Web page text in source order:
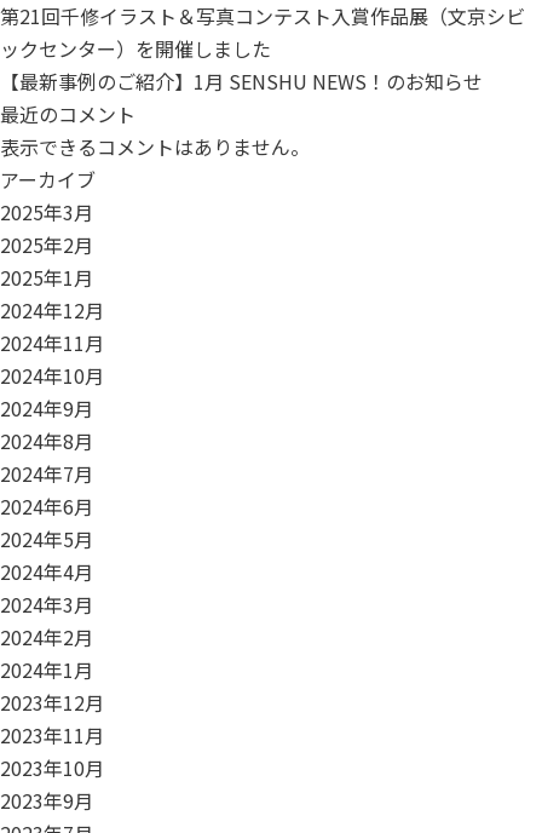
第21回千修イラスト＆写真コンテスト入賞作品展（文京シビ
ックセンター）を開催しました
【最新事例のご紹介】1月 SENSHU NEWS！のお知らせ
最近のコメント
表示できるコメントはありません。
アーカイブ
2025年3月
2025年2月
2025年1月
2024年12月
2024年11月
2024年10月
2024年9月
2024年8月
2024年7月
2024年6月
2024年5月
2024年4月
2024年3月
2024年2月
2024年1月
2023年12月
2023年11月
2023年10月
2023年9月